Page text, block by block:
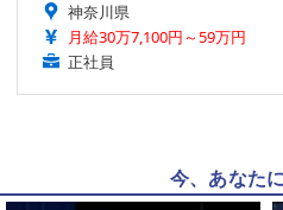
神奈川県
月給30万7,100円～59万円
正社員
今、あなた